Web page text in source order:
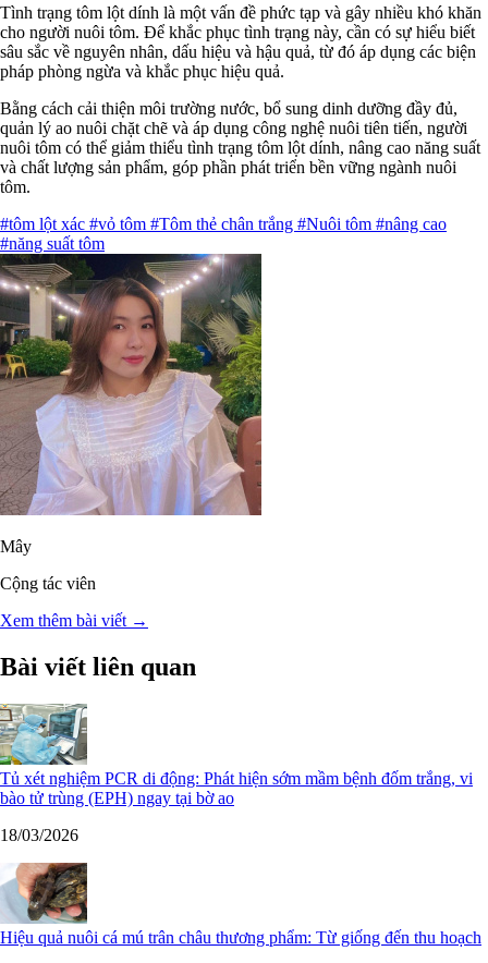
Tình trạng tôm lột dính là một vấn đề phức tạp và gây nhiều khó khăn
cho người nuôi tôm. Để khắc phục tình trạng này, cần có sự hiểu biết
sâu sắc về nguyên nhân, dấu hiệu và hậu quả, từ đó áp dụng các biện
pháp phòng ngừa và khắc phục hiệu quả.
Bằng cách cải thiện môi trường nước, bổ sung dinh dưỡng đầy đủ,
quản lý ao nuôi chặt chẽ và áp dụng công nghệ nuôi tiên tiến, người
nuôi tôm có thể giảm thiểu tình trạng tôm lột dính, nâng cao năng suất
và chất lượng sản phẩm, góp phần phát triển bền vững ngành nuôi
tôm.
#tôm lột xác #vỏ tôm #Tôm thẻ chân trắng #Nuôi tôm #nâng cao
#năng suất tôm
Mây
Cộng tác viên
Xem thêm bài viết →
Bài viết liên quan
Tủ xét nghiệm PCR di động: Phát hiện sớm mầm bệnh đốm trắng, vi
bào tử trùng (EPH) ngay tại bờ ao
18/03/2026
Hiệu quả nuôi cá mú trân châu thương phẩm: Từ giống đến thu hoạch